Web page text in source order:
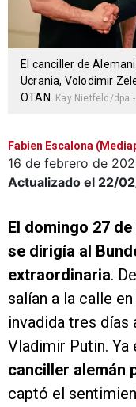
El canciller de
Ucrania, Volodimir
OTAN.
Kay Nietfeld/dpa
Fabien Escalona
16 de febrero de
Actualizado el 22/
El domingo 27
se dirigía al
extraordinaria.
salían a la calle
invadida tres
Vladimir Putin. Ya
canciller alemán
captó el